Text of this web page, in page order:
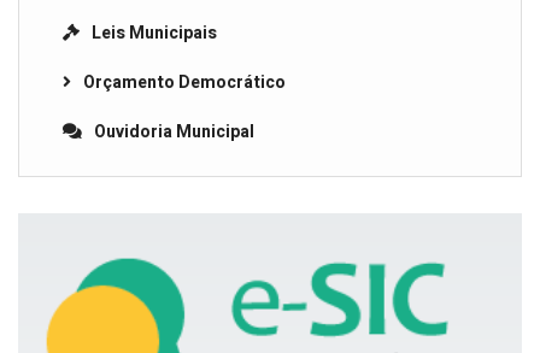
Leis Municipais
Orçamento Democrático
Ouvidoria Municipal